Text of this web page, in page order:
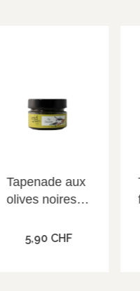
Tapenade aux
olives noires et
115g (Net),
5,90 CHF
Ajouter au panier